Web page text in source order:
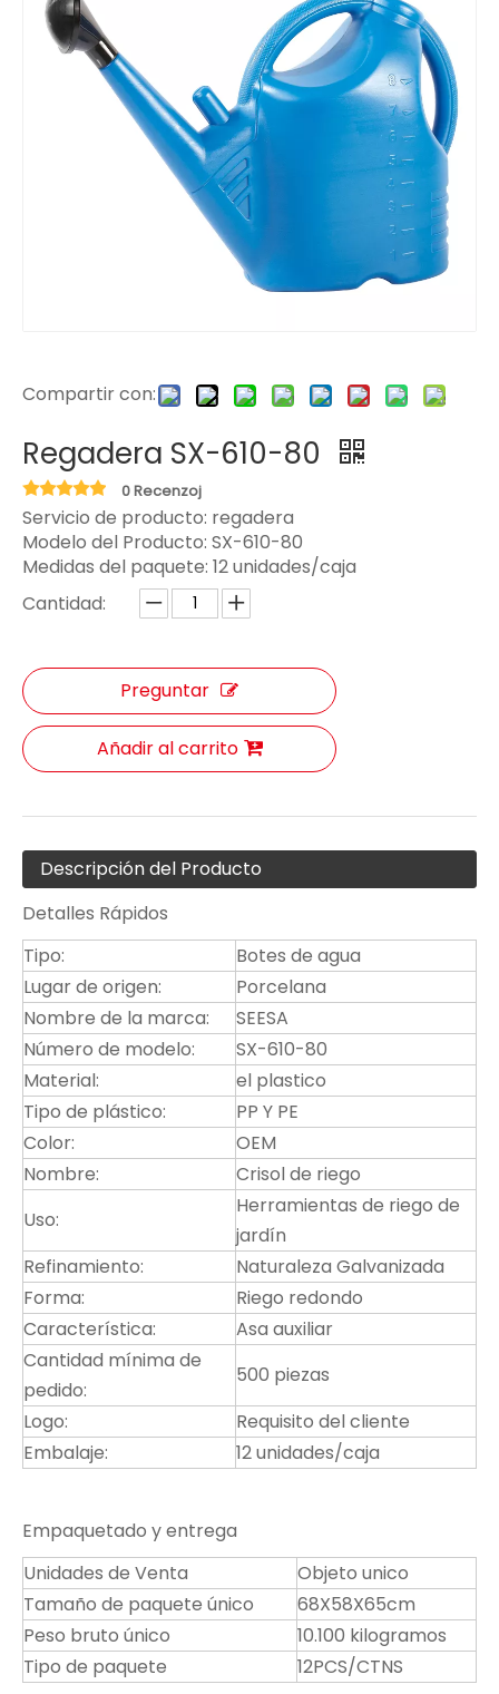
Compartir con:
Regadera SX-610-80
0 Recenzoj
Servicio de producto: regadera
Modelo del Producto: SX-610-80
Medidas del paquete: 12 unidades/caja
Cantidad:
Preguntar
Añadir al carrito
Descripción del Producto
Detalles Rápidos
Tipo:
Botes de agua
Lugar de origen:
Porcelana
Nombre de la marca:
SEESA
Número de modelo:
SX-610-80
Material:
el plastico
Tipo de plástico:
PP Y PE
Color:
OEM
Nombre:
Crisol de riego
Uso:
Herramientas de riego de
jardín
Refinamiento:
Naturaleza Galvanizada
Forma:
Riego redondo
Característica:
Asa auxiliar
Cantidad mínima de
pedido:
500 piezas
Logo:
Requisito del cliente
Embalaje:
12 unidades/caja
Empaquetado y entrega
Unidades de Venta
Objeto unico
Tamaño de paquete único
68X58X65cm
Peso bruto único
10.100 kilogramos
Tipo de paquete
12PCS/CTNS